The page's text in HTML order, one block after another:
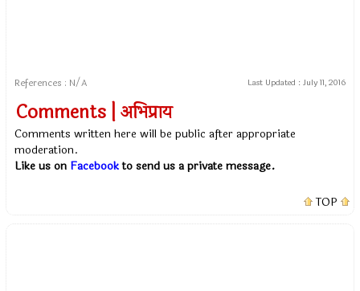
References : N/A Last Updated : July 11, 2016
Comments | अभिप्राय
Comments written here will be public after appropriate
moderation.
Like us on Facebookto send us a private message.
TOP